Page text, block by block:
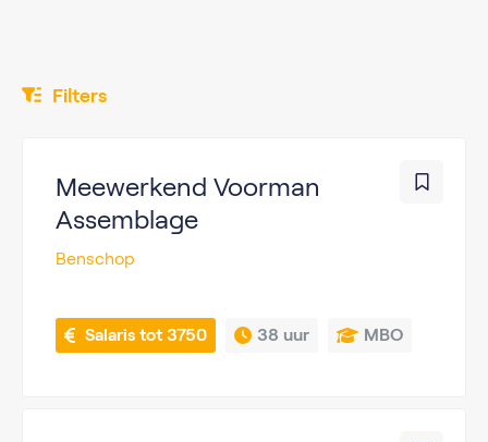
Filters
Meewerkend Voorman
Assemblage
Benschop
Salaris tot 3750 38 uur MBO